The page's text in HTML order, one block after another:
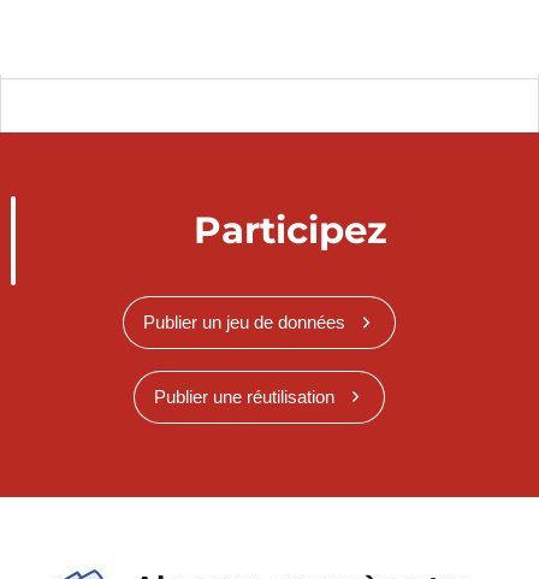
Participez
Publier un jeu de données
Publier une réutilisation